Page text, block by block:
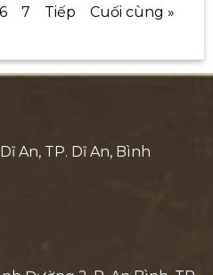
6 7 Tiếp Cuối cùng »
An, TP. Dĩ An, Bình